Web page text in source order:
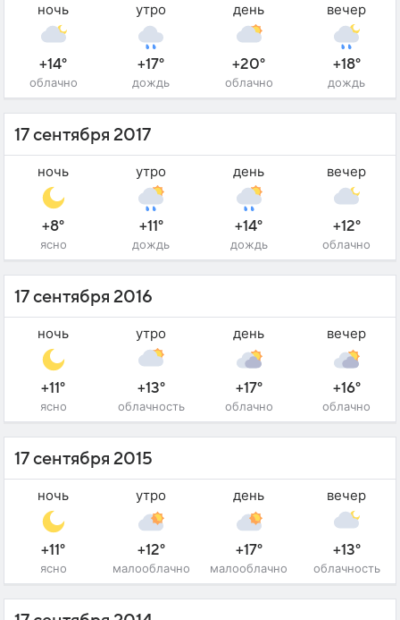
ночь
+14°
облачно
утро
+17°
дождь
день
+20°
облачно
вечер
+18°
дождь
17 сентября 2017
ночь
+8°
ясно
утро
+11°
дождь
день
+14°
дождь
вечер
+12°
облачно
17 сентября 2016
ночь
+11°
ясно
утро
+13°
облачность
день
+17°
облачно
вечер
+16°
облачно
17 сентября 2015
ночь
+11°
ясно
утро
+12°
малооблачно
день
+17°
малооблачно
вечер
+13°
облачность